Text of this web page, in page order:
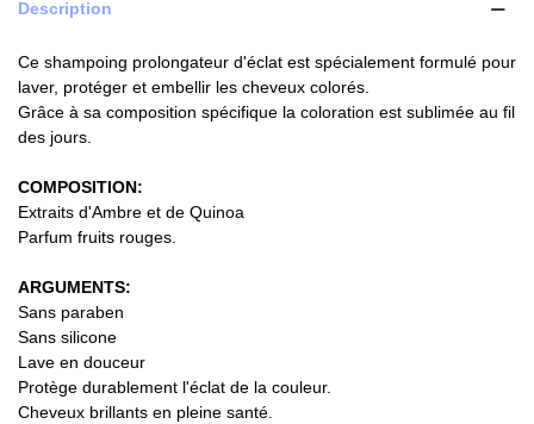
Description
Ce shampoing prolongateur d'éclat est spécialement formulé pour
laver, protéger et embellir les cheveux colorés.
Grâce à sa composition spécifique la coloration est sublimée au fil
des jours.
COMPOSITION:
Extraits d'Ambre et de Quinoa
Parfum fruits rouges.
ARGUMENTS:
Sans paraben
Sans silicone
Lave en douceur
Protège durablement l'éclat de la couleur.
Cheveux brillants en pleine santé.